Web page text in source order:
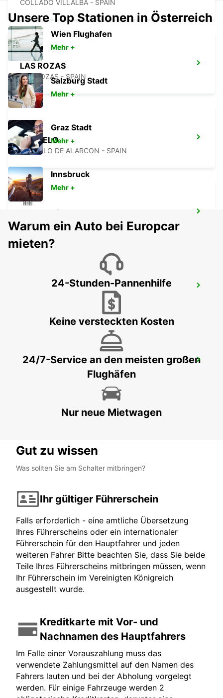
COLLADO VILLALBA - SPAIN
LAS ROZAS
LAS ROZAS - SPAIN
POZUELO
POZUELO DE ALARCON - SPAIN
ALCORCON - SPAIN
TRES CANTOS
MADRID LAS TABLAS SUPERSITE
Unsere Top Stationen in Österreich
Wien Flughafen
Mehr +
Salzburg Stadt
Mehr +
Graz Stadt
Mehr +
Innsbruck
Mehr +
Warum ein Auto bei Europcar
mieten?
24-Stunden-Pannenhilfe
Keine versteckten Kosten
24/7-Service an den meisten großen
Flughäfen
Nur neue Mietwagen
Gut zu wissen
Was sollten Sie am Schalter mitbringen?
Ihr gültiger Führerschein
Falls erforderlich - eine amtliche Übersetzung
Ihres Führerscheins oder ein internationaler
Führerschein für den Hauptfahrer und jeden
weiteren Fahrer Bitte beachten Sie, dass Sie beide
Teile Ihres Führerscheins mitbringen müssen, wenn
Ihr Führerschein im Vereinigten Königreich
ausgestellt wurde.
Kreditkarte mit Vor- und
Nachnamen des Hauptfahrers
Im Falle einer Vorauszahlung muss das
verwendete Zahlungsmittel auf den Namen des
Fahrers lauten und bei der Abholung vorgelegt
werden. Für einige Fahrzeuge werden 2